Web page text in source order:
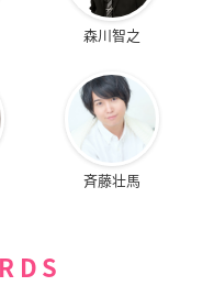
森川智之
斉藤壮馬